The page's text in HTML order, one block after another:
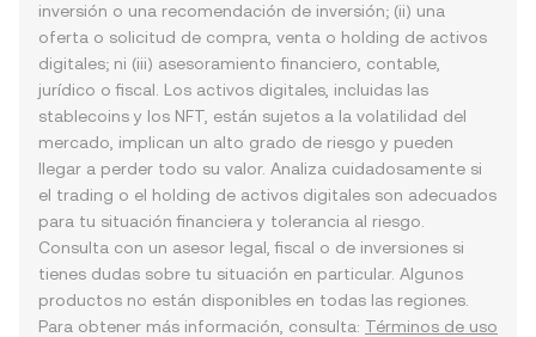
inversión o una recomendación de inversión; (ii) una
oferta o solicitud de compra, venta o holding de activos
digitales; ni (iii) asesoramiento financiero, contable,
jurídico o fiscal. Los activos digitales, incluidas las
stablecoins y los NFT, están sujetos a la volatilidad del
mercado, implican un alto grado de riesgo y pueden
llegar a perder todo su valor. Analiza cuidadosamente si
el trading o el holding de activos digitales son adecuados
para tu situación financiera y tolerancia al riesgo.
Consulta con un asesor legal, fiscal o de inversiones si
tienes dudas sobre tu situación en particular. Algunos
productos no están disponibles en todas las regiones.
Para obtener más información, consulta: Términos de uso